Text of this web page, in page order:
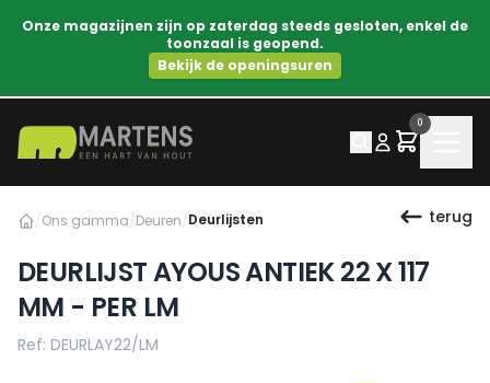
Onze magazijnen zijn op zaterdag steeds gesloten, enkel de
toonzaal is geopend.
Bekijk de openingsuren
0
/Ons gamma/Deuren/Deurlijsten terug
DEURLIJST AYOUS ANTIEK 22 X 117
MM - PER LM
Ref: DEURLAY22/LM